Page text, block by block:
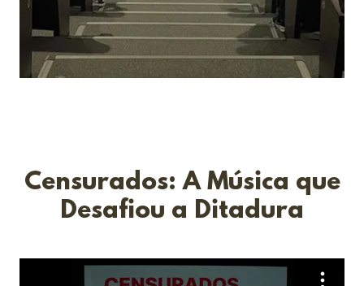
Censurados: A Música que
Desafiou a Ditadura